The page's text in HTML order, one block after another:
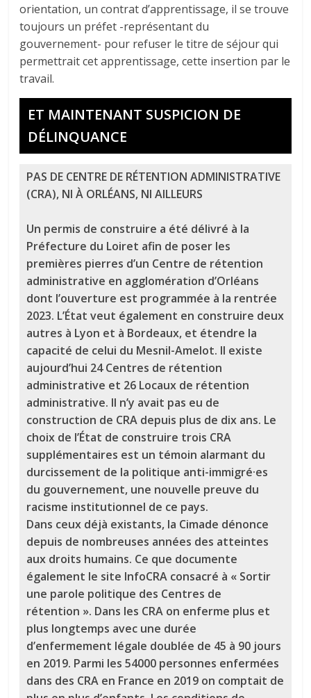
orientation, un contrat d’apprentissage, il se trouve
toujours un préfet -représentant du
gouvernement- pour refuser le titre de séjour qui
permettrait cet apprentissage, cette insertion par le
travail.
ET MAINTENANT SUSPICION DE
DÉLINQUANCE
PAS DE CENTRE DE RÉTENTION ADMINISTRATIVE
(CRA), NI À ORLÉANS, NI AILLEURS
Un permis de construire a été délivré à la
Préfecture du Loiret afin de poser les
premières pierres d’un Centre de rétention
administrative en agglomération d’Orléans
dont l’ouverture est programmée à la rentrée
2023. L’État veut également en construire deux
autres à Lyon et à Bordeaux, et étendre la
capacité de celui du Mesnil-Amelot. Il existe
aujourd’hui 24 Centres de rétention
administrative et 26 Locaux de rétention
administrative. Il n’y avait pas eu de
construction de CRA depuis plus de dix ans. Le
choix de l’État de construire trois CRA
supplémentaires est un témoin alarmant du
durcissement de la politique anti-immigré·es
du gouvernement, une nouvelle preuve du
racisme institutionnel de ce pays.
Dans ceux déjà existants, la Cimade dénonce
depuis de nombreuses années des atteintes
aux droits humains. Ce que documente
également le site InfoCRA consacré à « Sortir
une parole politique des Centres de
rétention ». Dans les CRA on enferme plus et
plus longtemps avec une durée
d’enfermement légale doublée de 45 à 90 jours
en 2019. Parmi les 54000 personnes enfermées
dans des CRA en France en 2019 on comptait de